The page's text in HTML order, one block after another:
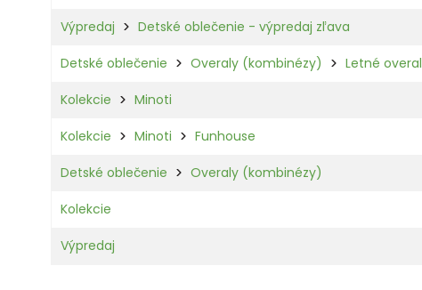
Výpredaj Detské oblečenie - výpredaj zľava
Detské oblečenie Overaly (kombinézy) Letné
Kolekcie Minoti
Kolekcie Minoti Funhouse
Detské oblečenie Overaly (kombinézy)
Kolekcie
Výpredaj